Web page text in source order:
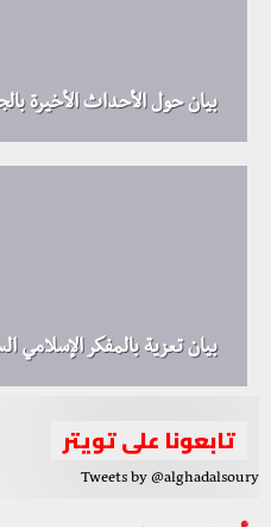
بيان حول الأحداث الأخيرة
بيان تعزية بالمفكر
تابعونا على تويتر
Tweets by @alghadalsoury